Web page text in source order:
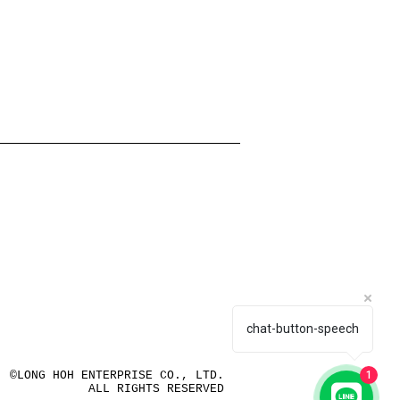
©LONG HOH ENTERPRISE CO., LTD.
ALL RIGHTS RESERVED
chat-button-speech
1